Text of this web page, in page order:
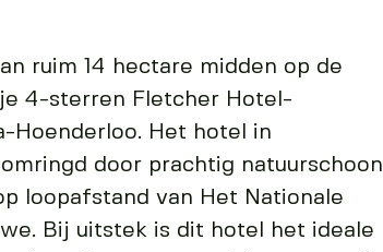
ruim 14 hectare midden op de
4-sterren Fletcher Hotel-
Hoenderloo. Het hotel in
door prachtig natuurschoon
loopafstand van Het Nationale
Bij uitstek is dit hotel het ideale